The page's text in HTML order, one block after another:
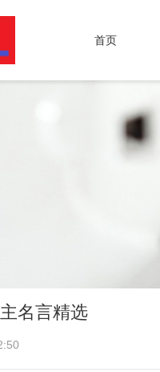
首页
名言精选